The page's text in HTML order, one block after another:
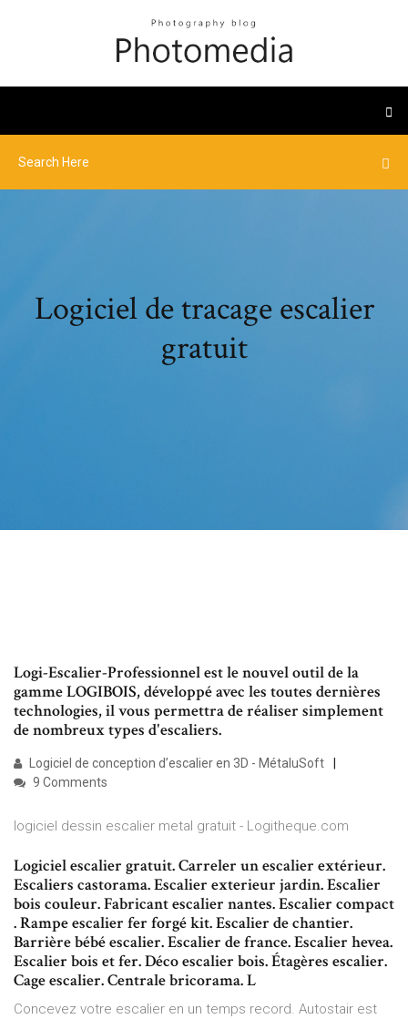
Logiciel de tracage escalier
gratuit
Logi-Escalier-Professionnel est le nouvel outil de la
gamme LOGIBOIS, développé avec les toutes dernières
technologies, il vous permettra de réaliser simplement
de nombreux types d'escaliers.
Logiciel de conception d’escalier en 3D - MétaluSoft
9 Comments
logiciel dessin escalier metal gratuit - Logitheque.com
Logiciel escalier gratuit. Carreler un escalier extérieur.
Escaliers castorama. Escalier exterieur jardin. Escalier
bois couleur. Fabricant escalier nantes. Escalier compact
. Rampe escalier fer forgé kit. Escalier de chantier.
Barrière bébé escalier. Escalier de france. Escalier hevea.
Escalier bois et fer. Déco escalier bois. Étagères escalier.
Cage escalier. Centrale bricorama. L
Concevez votre escalier en un temps record. Autostair est